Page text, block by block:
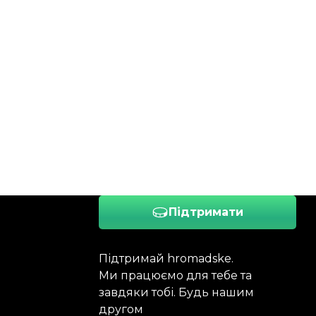
Підтримати
Підтримай hromadske.
Ми працюємо для тебе та
завдяки тобі. Будь нашим
другом